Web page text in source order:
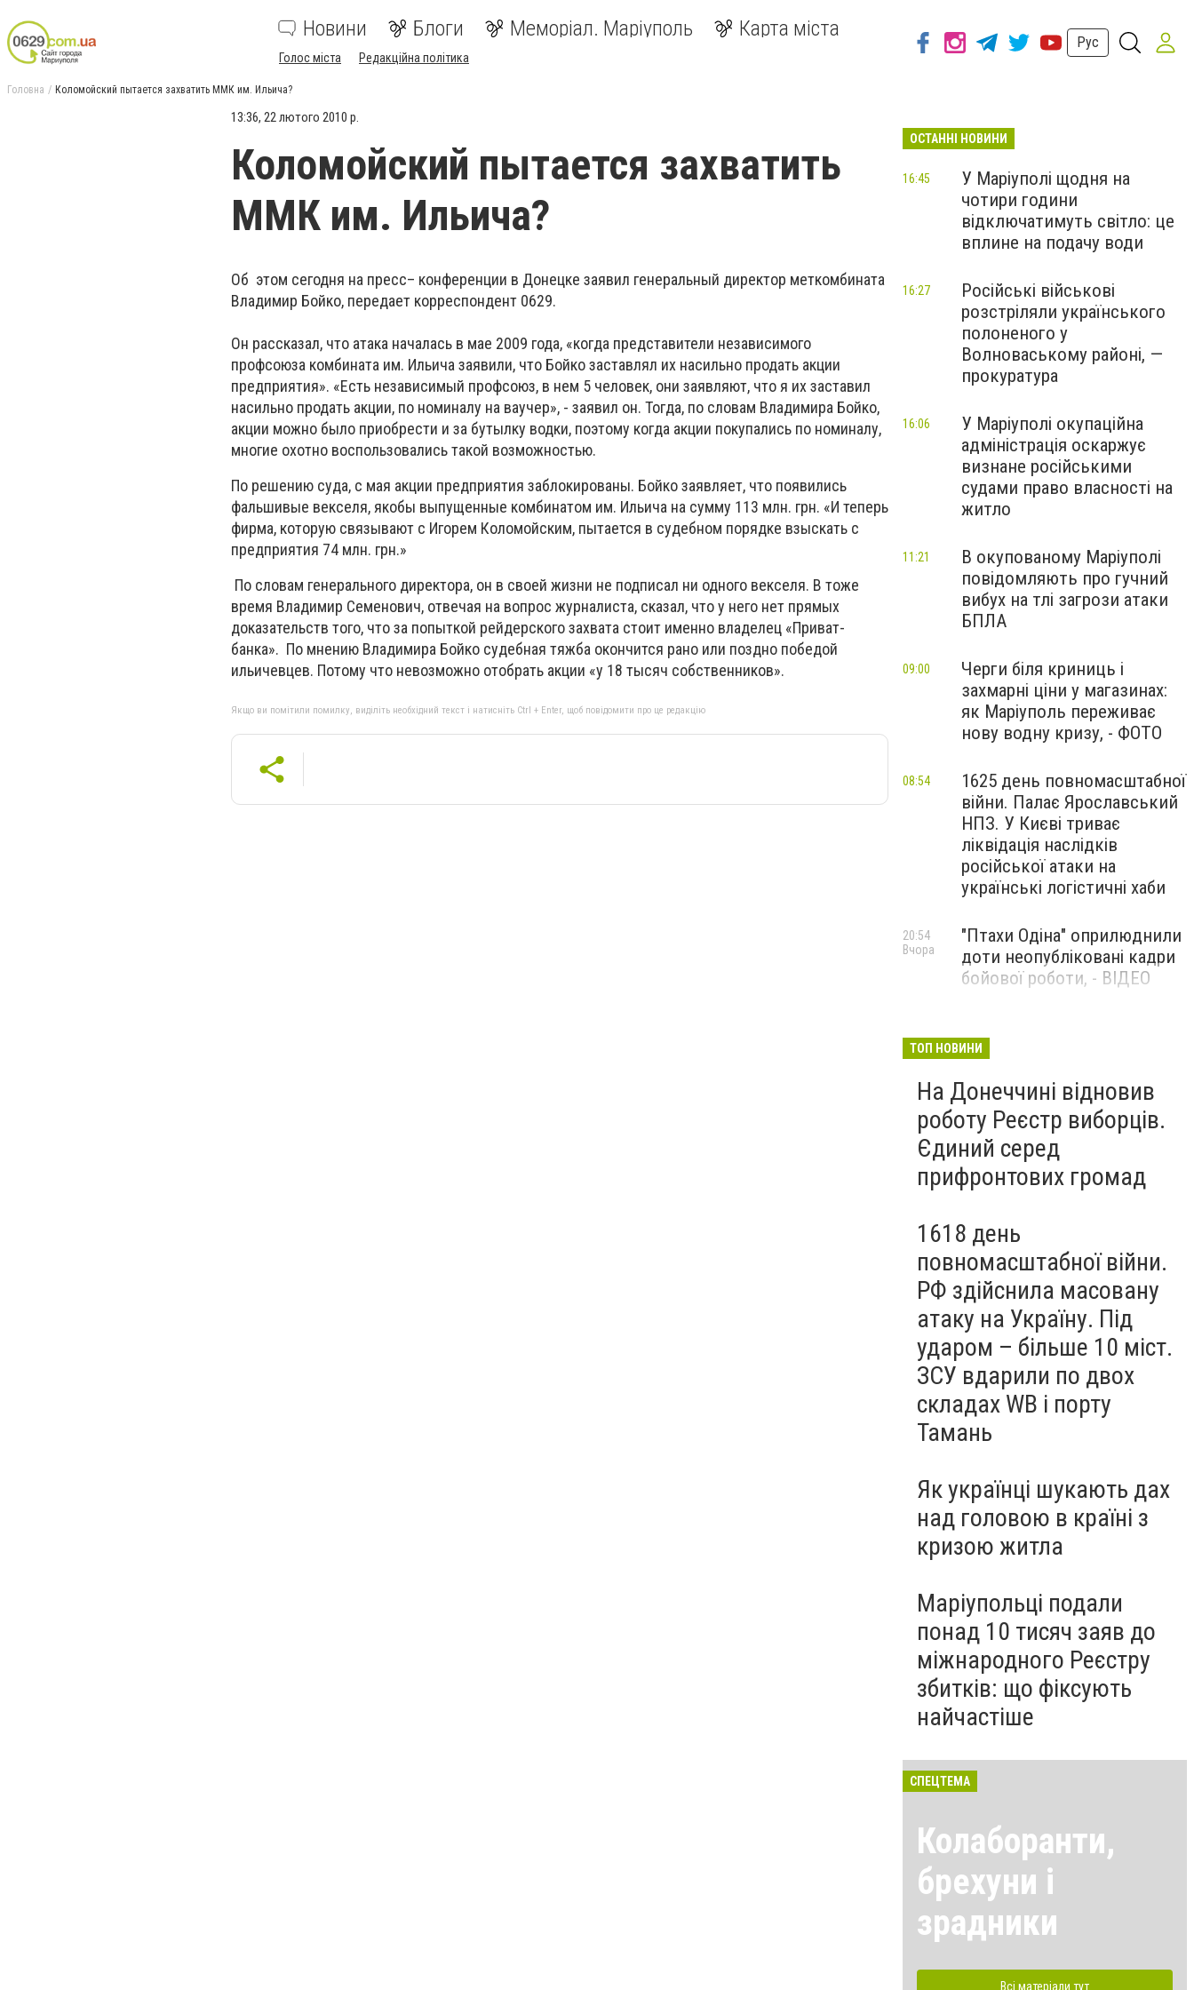
Новини Блоги Меморіал. Маріуполь Карта міста
Голос міста Редакційна політика
Рус
Головна Коломойский пытается захватить ММК им. Ильича?
13:36, 22 лютого 2010 р.
Коломойский пытается захватить
ММК им. Ильича?
Об этом сегодня на пресс– конференции в Донецке заявил генеральный директор меткомбината
Владимир Бойко, передает корреспондент 0629.
Он рассказал, что атака началась в мае 2009 года, «когда представители независимого
профсоюза комбината им. Ильича заявили, что Бойко заставлял их насильно продать акции
предприятия». «Есть независимый профсоюз, в нем 5 человек, они заявляют, что я их заставил
насильно продать акции, по номиналу на ваучер», - заявил он. Тогда, по словам Владимира Бойко,
акции можно было приобрести и за бутылку водки, поэтому когда акции покупались по номиналу,
многие охотно воспользовались такой возможностью.
По решению суда, с мая акции предприятия заблокированы. Бойко заявляет, что появились
фальшивые векселя, якобы выпущенные комбинатом им. Ильича на сумму 113 млн. грн. «И теперь
фирма, которую связывают с Игорем Коломойским, пытается в судебном порядке взыскать с
предприятия 74 млн. грн.»
По словам генерального директора, он в своей жизни не подписал ни одного векселя. В тоже
время Владимир Семенович, отвечая на вопрос журналиста, сказал, что у него нет прямых
доказательств того, что за попыткой рейдерского захвата стоит именно владелец «Приват-
банка». По мнению Владимира Бойко судебная тяжба окончится рано или поздно победой
ильичевцев. Потому что невозможно отобрать акции «у 18 тысяч собственников».
Якщо ви помітили помилку, виділіть необхідний текст і натисніть Ctrl + Enter, щоб повідомити про це редакцію
ОСТАННІ НОВИНИ
У Маріуполі щодня на
чотири години
відключатимуть світло: це
вплине на подачу води
16:45
Російські військові
розстріляли українського
полоненого у
Волноваському районі, —
прокуратура
16:27
У Маріуполі окупаційна
адміністрація оскаржує
визнане російськими
судами право власності на
житло
16:06
В окупованому Маріуполі
повідомляють про гучний
вибух на тлі загрози атаки
БПЛА
11:21
Черги біля криниць і
захмарні ціни у магазинах:
як Маріуполь переживає
нову водну кризу, - ФОТО
09:00
1625 день повномасштабної
війни. Палає Ярославський
НПЗ. У Києві триває
ліквідація наслідків
російської атаки на
українські логістичні хаби
08:54
"Птахи Одіна" оприлюднили
доти неопубліковані кадри
бойової роботи, - ВІДЕО
20:54
Вчора
Бєдняков зіграє тата
новому українському
фільмі, - ФОТО
Вчора
ТОП НОВИНИ
На Донеччині відновив
роботу Реєстр виборців.
Єдиний серед
прифронтових громад
1618 день
повномасштабної війни.
РФ здійснила масовану
атаку на Україну. Під
ударом – більше 10 міст.
ЗСУ вдарили по двох
складах WB і порту
Тамань
Як українці шукають дах
над головою в країні з
кризою житла
Маріупольці подали
понад 10 тисяч заяв до
міжнародного Реєстру
збитків: що фіксують
найчастіше
СПЕЦТЕМА
Колаборанти,
брехуни і
зрадники
Всі матеріали тут